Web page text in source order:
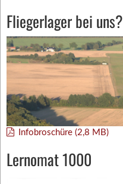
Fliegerlager bei uns?
Infobroschüre (2,8 MB)
Lernomat 1000